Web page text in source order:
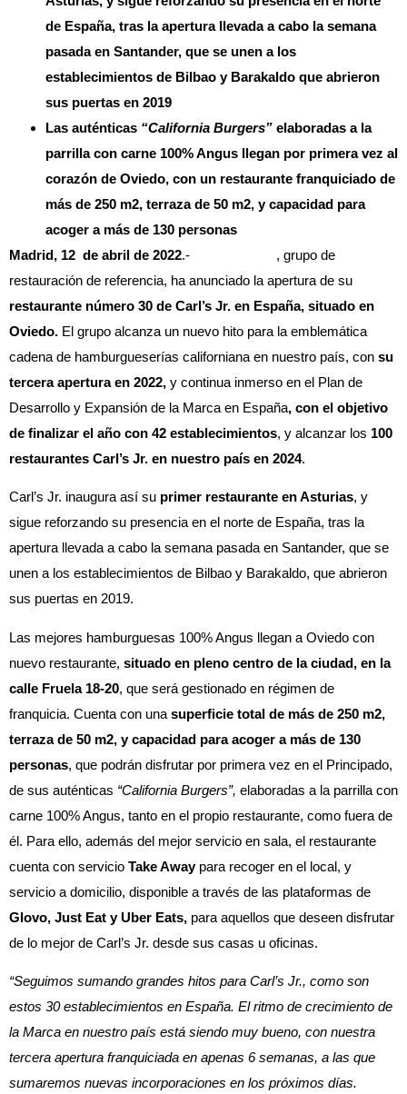
de España, tras la apertura llevada a cabo la semana
pasada en Santander, que se unen a los
establecimientos de Bilbao y Barakaldo que abrieron
sus puertas en 2019
Las auténticas “California Burgers” elaboradas a la
parrilla con carne 100% Angus llegan por primera vez al
corazón de Oviedo, con un restaurante franquiciado de
más de 250 m2, terraza de 50 m2, y capacidad para
acoger a más de 130 personas
Madrid, 12 de abril de 2022.-
, grupo de
restauración de referencia, ha anunciado la apertura de su
restaurante número 30 de Carl’s Jr. en España, situado en
Oviedo. El grupo alcanza un nuevo hito para la emblemática
cadena de hamburgueserías californiana en nuestro país, con su
tercera apertura en 2022, y continua inmerso en el Plan de
Desarrollo y Expansión de la Marca en España, con el objetivo
de finalizar el año con 42 establecimientos, y alcanzar los 100
restaurantes Carl’s Jr. en nuestro país en 2024.
Carl’s Jr. inaugura así su primer restaurante en Asturias, y
sigue reforzando su presencia en el norte de España, tras la
apertura llevada a cabo la semana pasada en Santander, que se
unen a los establecimientos de Bilbao y Barakaldo, que abrieron
sus puertas en 2019.
Las mejores hamburguesas 100% Angus llegan a Oviedo con
nuevo restaurante, situado en pleno centro de la ciudad, en la
calle Fruela 18-20, que será gestionado en régimen de
franquicia. Cuenta con una superficie total de más de 250 m2,
terraza de 50 m2, y capacidad para acoger a más de 130
personas, que podrán disfrutar por primera vez en el Principado,
de sus auténticas “California Burgers”, elaboradas a la parrilla con
carne 100% Angus, tanto en el propio restaurante, como fuera de
él. Para ello, además del mejor servicio en sala, el restaurante
cuenta con servicio Take Awaypara recoger en el local, y
servicio a domicilio, disponible a través de las plataformas de
Glovo, Just Eat y Uber Eats, para aquellos que deseen disfrutar
de lo mejor de Carl’s Jr. desde sus casas u oficinas.
“Seguimos sumando grandes hitos para Carl’s Jr., como son
estos 30 establecimientos en España. El ritmo de crecimiento de
la Marca en nuestro país está siendo muy bueno, con nuestra
tercera apertura franquiciada en apenas 6 semanas, a las que
sumaremos nuevas incorporaciones en los próximos días.